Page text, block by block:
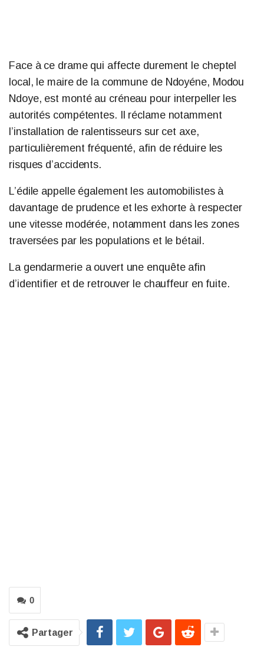
Face à ce drame qui affecte durement le cheptel
local, le maire de la commune de Ndoyéne, Modou
Ndoye, est monté au créneau pour interpeller les
autorités compétentes. Il réclame notamment
l’installation de ralentisseurs sur cet axe,
particulièrement fréquenté, afin de réduire les
risques d’accidents.
L’édile appelle également les automobilistes à
davantage de prudence et les exhorte à respecter
une vitesse modérée, notamment dans les zones
traversées par les populations et le bétail.
La gendarmerie a ouvert une enquête afin
d’identifier et de retrouver le chauffeur en fuite.
0
Partager